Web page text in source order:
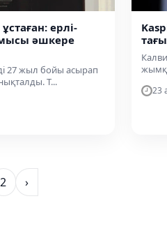
ерлі-
әшкере
27 жыл бойы асырап
Т...
23
2 ›